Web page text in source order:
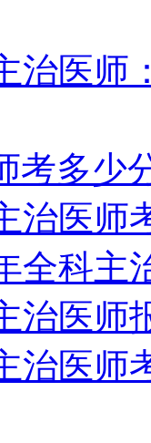
治医师
考多少
治医师
全科主
治医师
治医师